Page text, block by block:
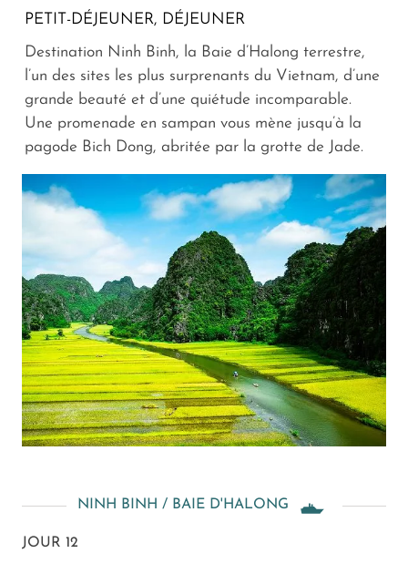
PETIT-DÉJEUNER, DÉJEUNER
Destination Ninh Binh, la Baie d’Halong terrestre,
l’un des sites les plus surprenants du Vietnam, d’une
grande beauté et d’une quiétude incomparable.
Une promenade en sampan vous mène jusqu’à la
pagode Bich Dong, abritée par la grotte de Jade.
NINH BINH / BAIE D'HALONG
JOUR 12